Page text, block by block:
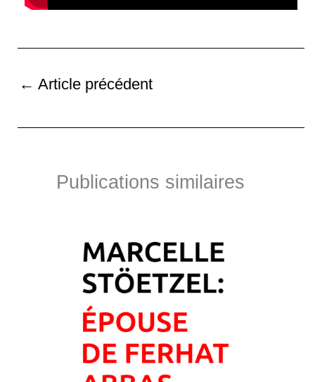
← Article précédent
Publications similaires